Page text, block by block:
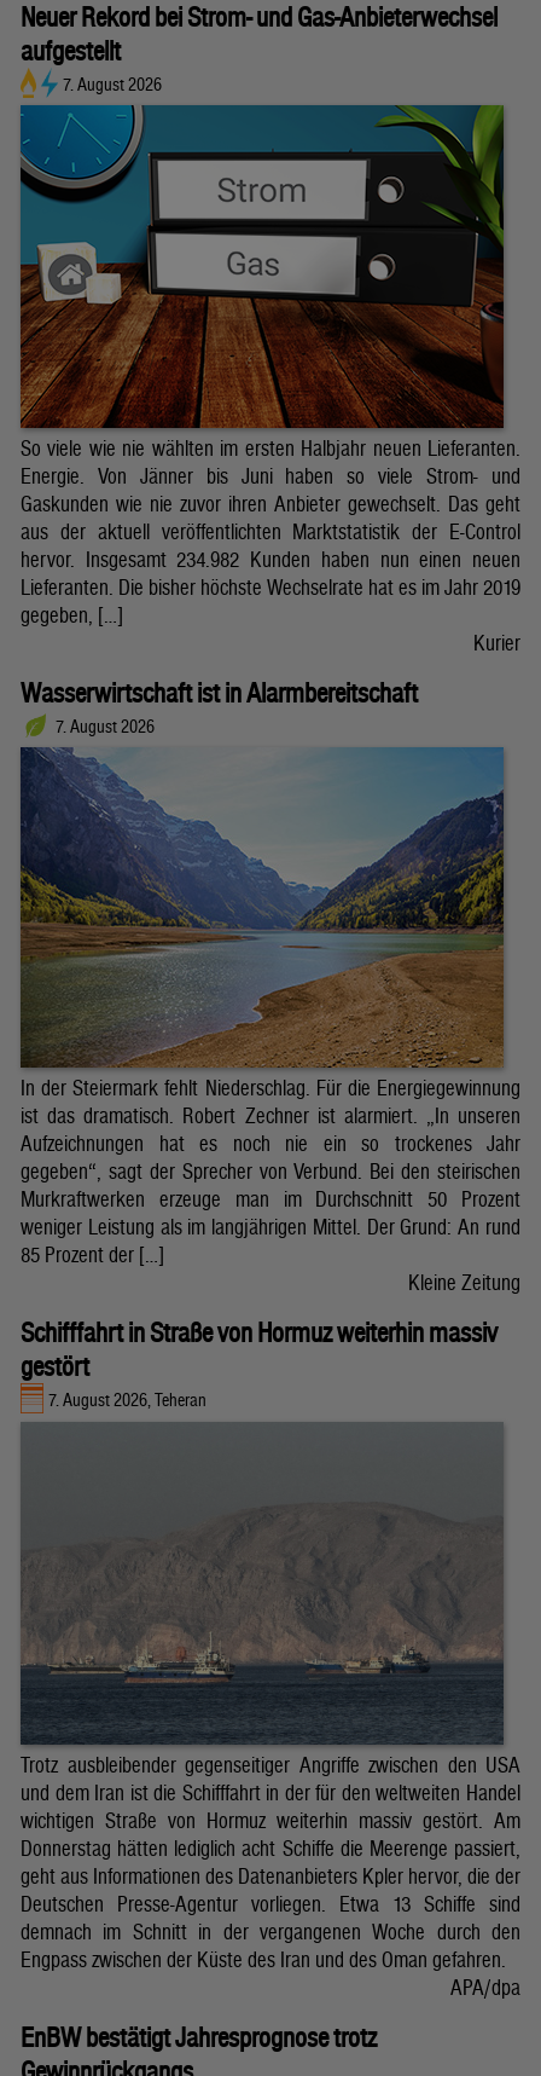
Neuer Rekord bei Strom- und Gas-Anbieterwechsel
aufgestellt
7. August 2026
So viele wie nie wählten im ersten Halbjahr neuen Lieferanten.
Energie. Von Jänner bis Juni haben so viele Strom- und
Gaskunden wie nie zuvor ihren Anbieter gewechselt. Das geht
aus der aktuell veröffentlichten Marktstatistik der E-Control
hervor. Insgesamt 234.982 Kunden haben nun einen neuen
Lieferanten. Die bisher höchste Wechselrate hat es im Jahr 2019
gegeben, […]
Kurier
Wasserwirtschaft ist in Alarmbereitschaft
7. August 2026
In der Steiermark fehlt Niederschlag. Für die Energiegewinnung
ist das dramatisch. Robert Zechner ist alarmiert. „In unseren
Aufzeichnungen hat es noch nie ein so trockenes Jahr
gegeben“, sagt der Sprecher von Verbund. Bei den steirischen
Murkraftwerken erzeuge man im Durchschnitt 50 Prozent
weniger Leistung als im langjährigen Mittel. Der Grund: An rund
85 Prozent der […]
Kleine Zeitung
Schifffahrt in Straße von Hormuz weiterhin massiv
gestört
7. August 2026, Teheran
Trotz ausbleibender gegenseitiger Angriffe zwischen den USA
und dem Iran ist die Schifffahrt in der für den weltweiten Handel
wichtigen Straße von Hormuz weiterhin massiv gestört. Am
Donnerstag hätten lediglich acht Schiffe die Meerenge passiert,
geht aus Informationen des Datenanbieters Kpler hervor, die der
Deutschen Presse-Agentur vorliegen. Etwa 13 Schiffe sind
demnach im Schnitt in der vergangenen Woche durch den
Engpass zwischen der Küste des Iran und des Oman gefahren.
APA/dpa
EnBW bestätigt Jahresprognose trotz